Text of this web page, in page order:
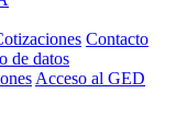
Contacto
de datos
Acceso al GED